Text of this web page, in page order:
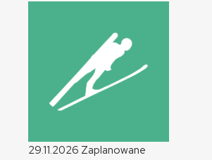
29.11.2026 Zaplanowane